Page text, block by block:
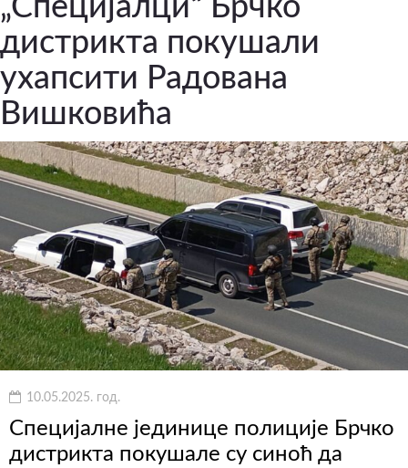
„Специјалци“ Брчко
дистрикта покушали
ухапсити Радована
Вишковића
10.05.2025. год.
Специјалне јединице полиције Брчко
дистрикта покушале су синоћ да